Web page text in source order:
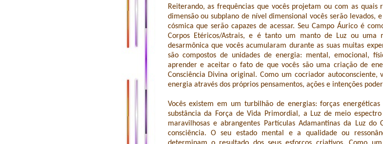
Reiterando, as frequências que vocês projetam ou com as quais
dimensão ou subplano de nível dimensional vocês serão levados,
cósmica que serão capazes de acessar. Seu Campo Áurico é
Corpos Etéricos/Astrais, e é tanto um manto de Luz ou uma
desarmônica que vocês acumularam durante as suas muitas
são compostos de unidades de energia: mental, emocional,
aprender e aceitar o fato de que vocês são uma criação de
Consciência Divina original. Como um cocriador autoconsciente,
energia através dos próprios pensamentos, ações e intenções
Vocês existem em um turbilhão de energias: forças
substância da Força de Vida Primordial, a Luz de meio
maravilhosas e abrangentes Partículas Adamantinas da Luz do
consciência. O seu estado mental e a qualidade ou